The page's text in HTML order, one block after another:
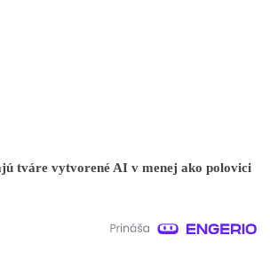
tváre vytvorené AI v menej ako polovici